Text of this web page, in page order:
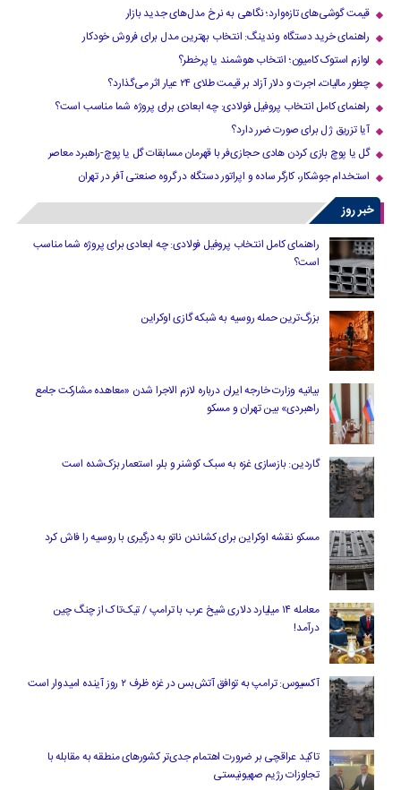
قیمت گوشی‌های تازه‌وارد؛ نگاهی به نرخ مدل‌های جدید بازار
راهنمای خرید دستگاه وندینگ: انتخاب بهترین مدل برای فروش خودکار
لوازم استوک کامیون؛ انتخاب هوشمند یا پرخطر؟
چطور مالیات، اجرت و دلار آزاد بر قیمت طلای ۲۴ عیار اثر می‌گذارد؟
راهنمای کامل انتخاب پروفیل فولادی: چه ابعادی برای پروژه شما مناسب است؟
آیا تزریق ژل برای صورت ضرر دارد​؟
گل یا پوچ بازی کردن هادی حجازی‌فر با قهرمان مسابقات گل یا پوچ-راهبرد معاصر
استخدام جوشکار، کارگر ساده و اپراتور دستگاه در گروه صنعتی آفر در تهران
خبر روز
راهنمای کامل انتخاب پروفیل فولادی: چه ابعادی برای پروژه شما مناسب
است؟
بزرگ‌ترین حمله روسیه به شبکه گازی اوکراین
بیانیه وزارت خارجه ایران درباره لازم‌ الاجرا شدن «معاهده مشارکت جامع
راهبردی» بین تهران و مسکو
گاردین: بازسازی غزه به سبک کوشنر و بلر، استعمار بزک‌شده است
مسکو نقشه اوکراین برای کشاندن ناتو به درگیری با روسیه را فاش کرد
معامله ۱۴ میلیارد دلاری شیخ عرب با ترامپ / تیک‌تاک از چنگ چین
درآمد!
آکسیوس: ترامپ به توافق آتش‌بس در غزه ظرف ۲ روز آینده امیدوار است
تاکید عراقچی بر ضرورت اهتمام جدی‌تر کشورهای منطقه به مقابله با
تجاوزات رژیم صهیونیستی